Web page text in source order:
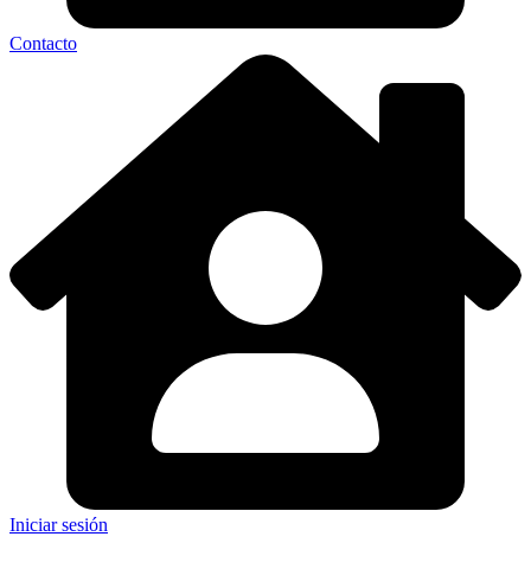
Contacto
Iniciar sesión